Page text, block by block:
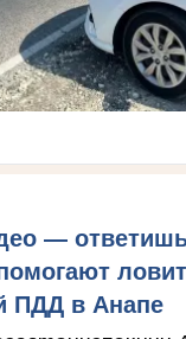
—
ПДД в Анапе